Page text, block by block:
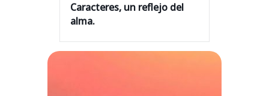
Caracteres, un reflejo del
alma.